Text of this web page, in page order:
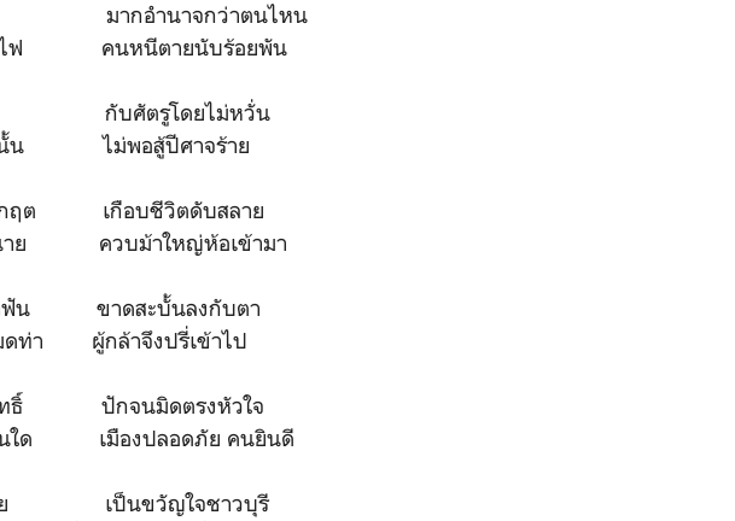
จ มากอำนาจกว่าตนไหน
ป็นไฟ คนหนีตายนับร้อยพัน
สู้ กับศัตรูโดยไม่หวั่น
านั้น ไม่พอสู้ปีศาจร้าย
กฤต เกือบชีวิตดับสลาย
นาย ควบม้าใหญ่ห้อเข้ามา
ดฟัน ขาดสะบั้นลงกับตา
มดท่า ผู้กล้าจึงปรี่เข้าไป
สิทธิ์ ปักจนมิดตรงหัวใจ
นใด เมืองปลอดภัย คนยินดี
าย เป็นขวัญใจชาวบุรี